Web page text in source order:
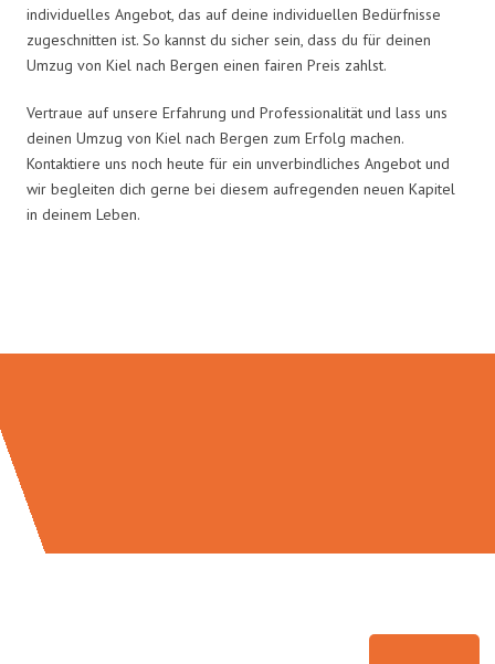
individuelles Angebot, das auf deine individuellen Bedürfnisse
zugeschnitten ist. So kannst du sicher sein, dass du für deinen
Umzug von Kiel nach Bergen einen fairen Preis zahlst.
Vertraue auf unsere Erfahrung und Professionalität und lass uns
deinen Umzug von Kiel nach Bergen zum Erfolg machen.
Kontaktiere uns noch heute für ein unverbindliches Angebot und
wir begleiten dich gerne bei diesem aufregenden neuen Kapitel
in deinem Leben.